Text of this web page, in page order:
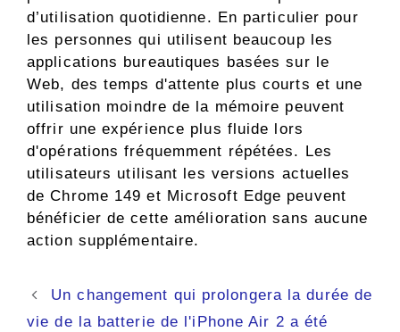
d’utilisation quotidienne. En particulier pour
les personnes qui utilisent beaucoup les
applications bureautiques basées sur le
Web, des temps d'attente plus courts et une
utilisation moindre de la mémoire peuvent
offrir une expérience plus fluide lors
d'opérations fréquemment répétées. Les
utilisateurs utilisant les versions actuelles
de Chrome 149 et Microsoft Edge peuvent
bénéficier de cette amélioration sans aucune
action supplémentaire.
Navigation
des
Un changement qui prolongera la durée de
vie de la batterie de l'iPhone Air 2 a été